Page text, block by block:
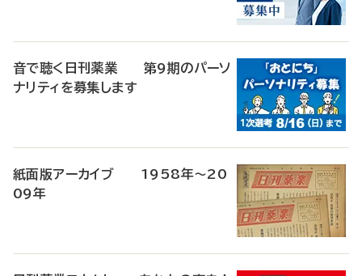
音で聴く日刊薬業 第9期のパーソ
ナリティを募集します
紙面版アーカイブ 1958年～20
09年